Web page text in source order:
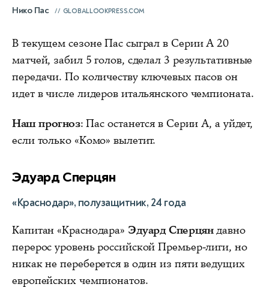
Нико Пас GLOBALLOOKPRESS.COM
В текущем сезоне Пас сыграл в Серии А 20
матчей, забил 5 голов, сделал 3 результативные
передачи. По количеству ключевых пасов он
идет в числе лидеров итальянского чемпионата.
Наш прогноз: Пас останется в Серии А, а уйдет,
если только «Комо» вылетит.
Эдуард Сперцян
«Краснодар», полузащитник, 24 года
Капитан «Краснодара» Эдуард Сперцяндавно
перерос уровень российской Премьер-лиги, но
никак не переберется в один из пяти ведущих
европейских чемпионатов.